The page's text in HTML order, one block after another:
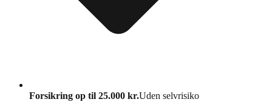
Forsikring op til 25.000 kr.Uden selvrisiko